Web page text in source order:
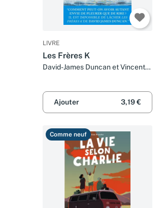
LIVRE
Les Frères K
David-James Duncan et Vincent
Ajouter 3,19 €
Comme neuf